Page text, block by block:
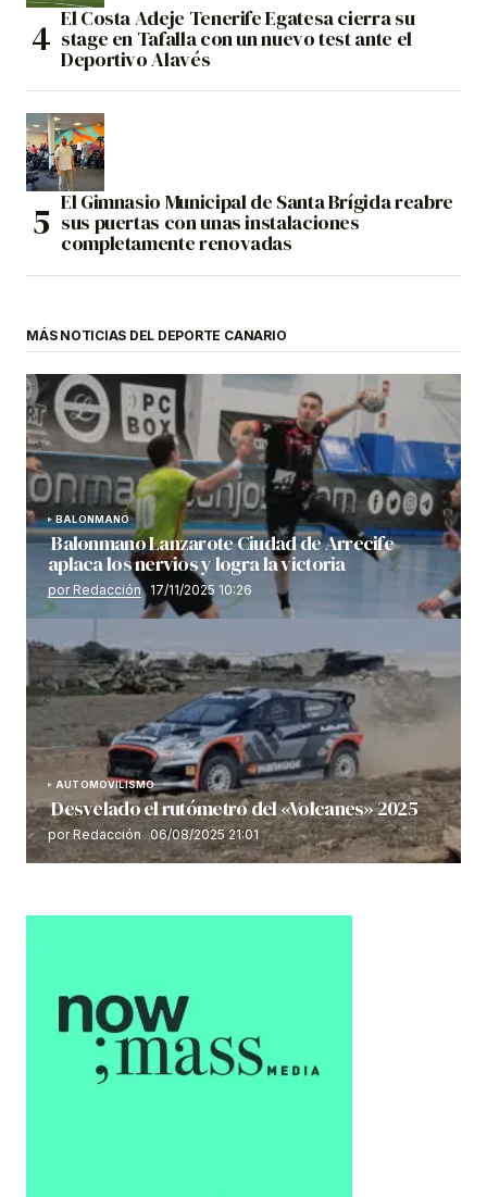
El Costa Adeje Tenerife Egatesa cierra su
stage en Tafalla con un nuevo test ante el
Deportivo Alavés
El Gimnasio Municipal de Santa Brígida reabre
sus puertas con unas instalaciones
completamente renovadas
MÁS NOTICIAS DEL DEPORTE CANARIO
BALONMANO
Balonmano Lanzarote Ciudad de Arrecife
aplaca los nervios y logra la victoria
por Redacción 17/11/2025 10:26
AUTOMOVILISMO
Desvelado el rutómetro del «Volcanes» 2025
por Redacción 06/08/2025 21:01